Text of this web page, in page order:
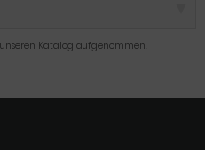
unseren Katalog aufgenommen.